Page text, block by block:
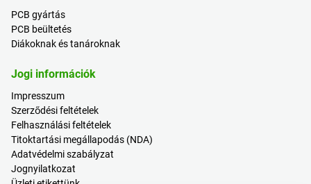
PCB gyártás
PCB beültetés
Diákoknak és tanároknak
Jogi információk
Impresszum
Szerződési feltételek
Felhasználási feltételek
Titoktartási megállapodás (NDA)
Adatvédelmi szabályzat
Jognyilatkozat